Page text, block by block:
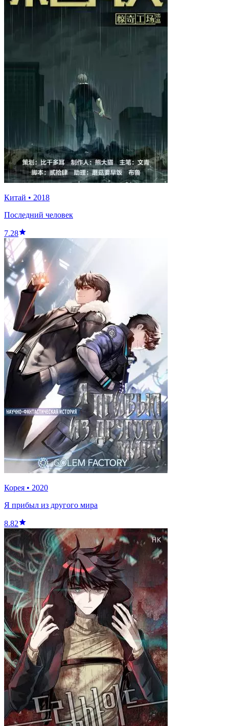
Китай • 2018
Последний человек
7.28
Корея • 2020
Я прибыл из другого мира
8.82